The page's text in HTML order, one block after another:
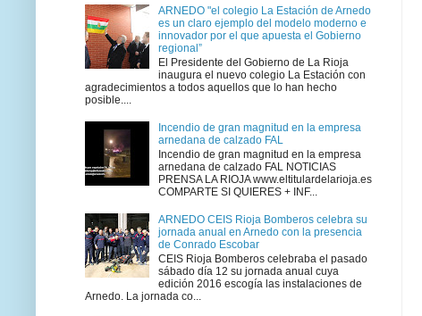
ARNEDO "el colegio La Estación de Arnedo
es un claro ejemplo del modelo moderno e
innovador por el que apuesta el Gobierno
regional”
El Presidente del Gobierno de La Rioja
inaugura el nuevo colegio La Estación con
agradecimientos a todos aquellos que lo han hecho
posible....
Incendio de gran magnitud en la empresa
arnedana de calzado FAL
Incendio de gran magnitud en la empresa
arnedana de calzado FAL NOTICIAS
PRENSA LA RIOJA www.eltitulardelarioja.es
COMPARTE SI QUIERES + INF...
ARNEDO CEIS Rioja Bomberos celebra su
jornada anual en Arnedo con la presencia
de Conrado Escobar
CEIS Rioja Bomberos celebraba el pasado
sábado día 12 su jornada anual cuya
edición 2016 escogía las instalaciones de
Arnedo. La jornada co...